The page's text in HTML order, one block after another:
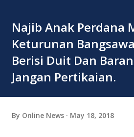
Najib Anak Perdana
Keturunan
Berisi Duit Dan
Jangan Pertikaian.
By Online News May 18, 2018